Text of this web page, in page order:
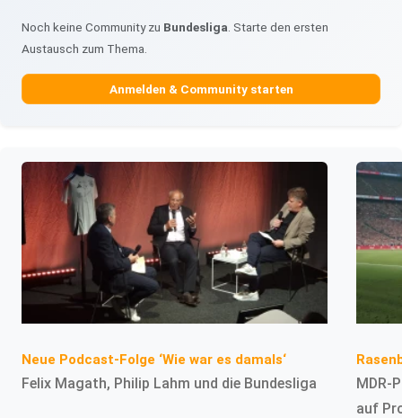
Noch keine Community zu Bundesliga . Starte den ersten
Austausch zum Thema.
Anmelden & Community starten
Neue Podcast-Folge ‘Wie war es damals‘
Felix Magath, Philip Lahm und die Bundesliga
MDR-
auf